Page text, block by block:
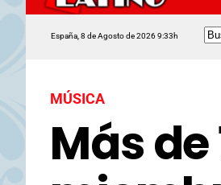
España, 8 de Agosto de 2026 9:33h
MÚSICA
Más